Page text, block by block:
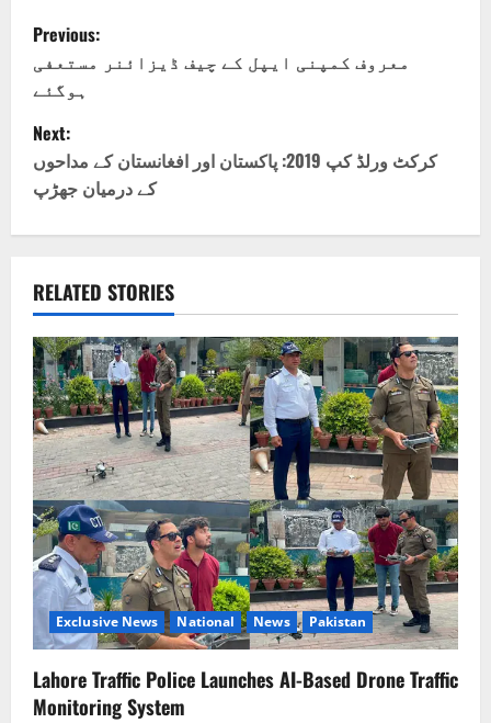
P
o
s
t
n
v
i
g
a
t
i
o
n
Previous:
معروف کمپنی ایپل کے چیف ڈیزائنر مستعفی
ہوگئے
Next:
کرکٹ ورلڈ کپ 2019: پاکستان اور افغانستان کے مداحوں
کے درمیان جھڑپ
RELATED STORIES
Exclusive News National News Pakistan
Lahore Traffic Police Launches AI-Based Drone Traffic
Monitoring System